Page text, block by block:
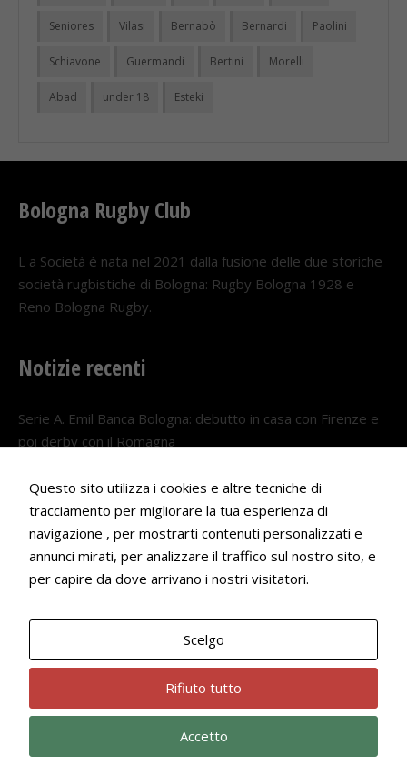
Seniores Vilasi Bernabò Bernardi Paolini
Schiavone Guermandi Bertini Morelli
Abad under 18 Esteki
Bologna Rugby Club
L a Società è nata nel 2021 dalla fusione delle due storiche
società rugbistiche di Bologna: Rugby Bologna 1928 e
Reno Bologna Rugby.
Notizie recenti
Serie A. Emil Banca Bologna: debutto in casa con Firenze e
poi derby con il Romagna
Serie A. Il Bologna nel girone veneto
29 LUGLIO 2026
Francesco Andrei convocato al Camp estivo della nazionale
22 LUGLIO 2026
Questo sito utilizza i cookies e altre tecniche di
tracciamento per migliorare la tua esperienza di
navigazione , per mostrarti contenuti personalizzati e
annunci mirati, per analizzare il traffico sul nostro sito, e
per capire da dove arrivano i nostri visitatori.
Scelgo
Rifiuto tutto
Accetto